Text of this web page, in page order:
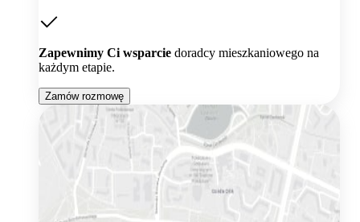
Zapewnimy Ci wsparcie doradcy mieszkaniowego na
każdym etapie.
Zamów rozmowę